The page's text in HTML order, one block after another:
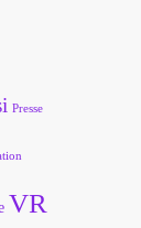
Presse
VR